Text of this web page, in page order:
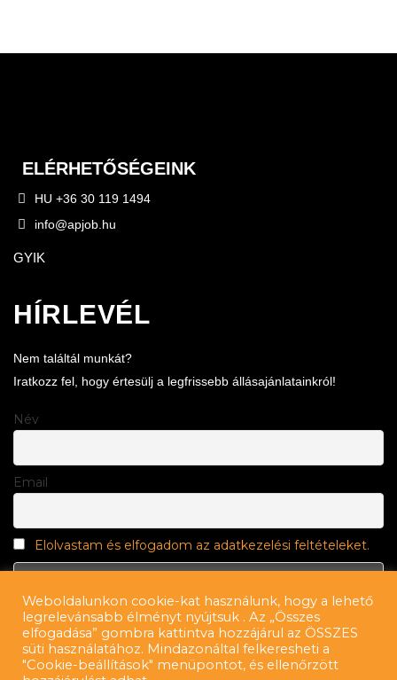
ELÉRHETŐSÉGEINK
HU +36 30 119 1494
info@apjob.hu
GYIK
HÍRLEVÉL
Nem találtál munkát?
Iratkozz fel, hogy értesülj a legfrissebb állásajánlatainkról!
Név
Email
Elolvastam és elfogadom az adatkezelési feltételeket.
Weboldalunkon cookie-kat használunk, hogy a lehető
legrelevánsabb élményt nyújtsuk . Az „Összes
elfogadása” gombra kattintva hozzájárul az ÖSSZES
süti használatához. Mindazonáltal felkeresheti a
"Cookie-beállítások" menüpontot, és ellenőrzött